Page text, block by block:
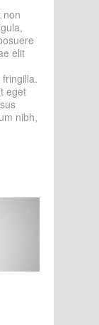
non
elit
eget
nibh,